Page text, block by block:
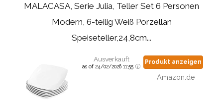
MALACASA, Serie Julia, Teller Set 6 Personen
Modern, 6-teilig Weiß Porzellan
Speiseteller,24,8cm...
Ausverkauft
as of 24/02/2026 11:55
Produkt anzeigen
Amazon.de